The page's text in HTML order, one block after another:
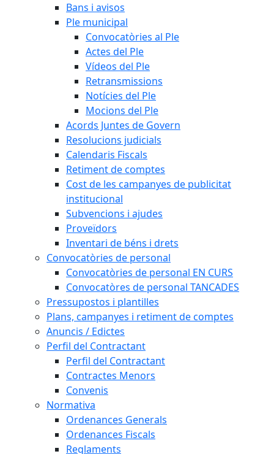
Bans i avisos
Ple municipal
Convocatòries al Ple
Actes del Ple
Vídeos del Ple
Retransmissions
Notícies del Ple
Mocions del Ple
Acords Juntes de Govern
Resolucions judicials
Calendaris Fiscals
Retiment de comptes
Cost de les campanyes de publicitat
institucional
Subvencions i ajudes
Proveïdors
Inventari de béns i drets
Convocatòries de personal
Convocatòries de personal EN CURS
Convocatòres de personal TANCADES
Pressupostos i plantilles
Plans, campanyes i retiment de comptes
Anuncis / Edictes
Perfil del Contractant
Perfil del Contractant
Contractes Menors
Convenis
Normativa
Ordenances Generals
Ordenances Fiscals
Reglaments